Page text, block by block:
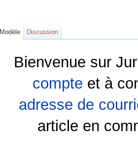
Bienvenue sur
compte et à
adresse de
article en
Modèle Discussion